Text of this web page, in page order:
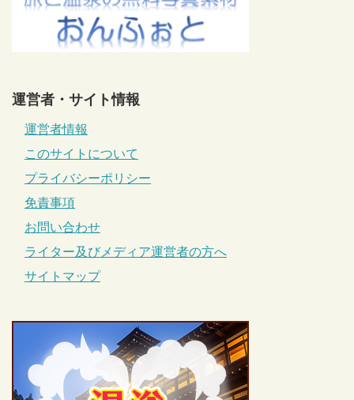
運営者・サイト情報
運営者情報
このサイトについて
プライバシーポリシー
免責事項
お問い合わせ
ライター及びメディア運営者の方へ
サイトマップ